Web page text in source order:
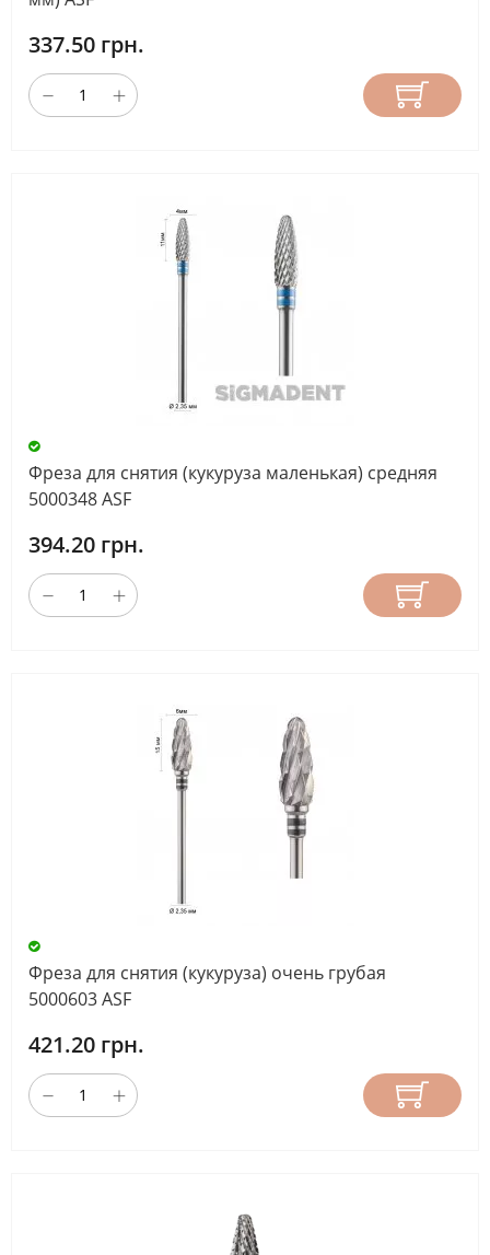
337.50 грн.
Фреза для снятия (кукуруза маленькая) средняя
5000348 ASF
394.20 грн.
Фреза для снятия (кукуруза) очень грубая
5000603 ASF
421.20 грн.